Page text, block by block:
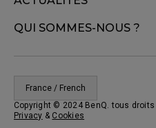
QUI SOMMES-NOUS ?
France / French
Copyright © 2024 BenQ. tous
Privacy & Cookies